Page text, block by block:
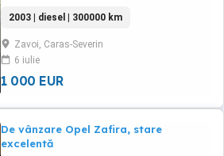
motorina și acu nu mai pornește o vând
pentru a o reface masina arata foarte bine nu
are rugina mai multe detalii în privat preț 1200
e negociabil
2003 | diesel | 300000 km
Zavoi, Caras-Severin
6 iulie
1 000 EUR
De vânzare Opel Zafira, stare
excelentă